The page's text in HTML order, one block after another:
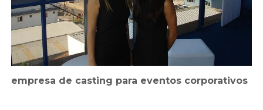
empresa de casting para eventos corporativos